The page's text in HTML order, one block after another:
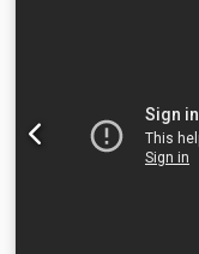
Rival & Performanță
Capabilă să pre-
la 1200 m/min. •